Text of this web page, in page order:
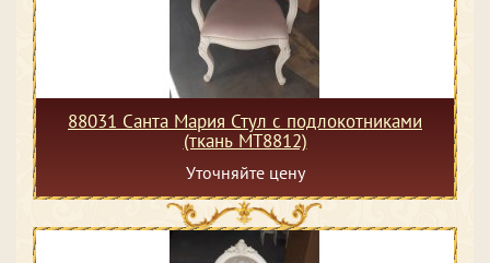
88031 Санта Мария Стул с подлокотниками
(ткань МТ8812)
Уточняйте цену